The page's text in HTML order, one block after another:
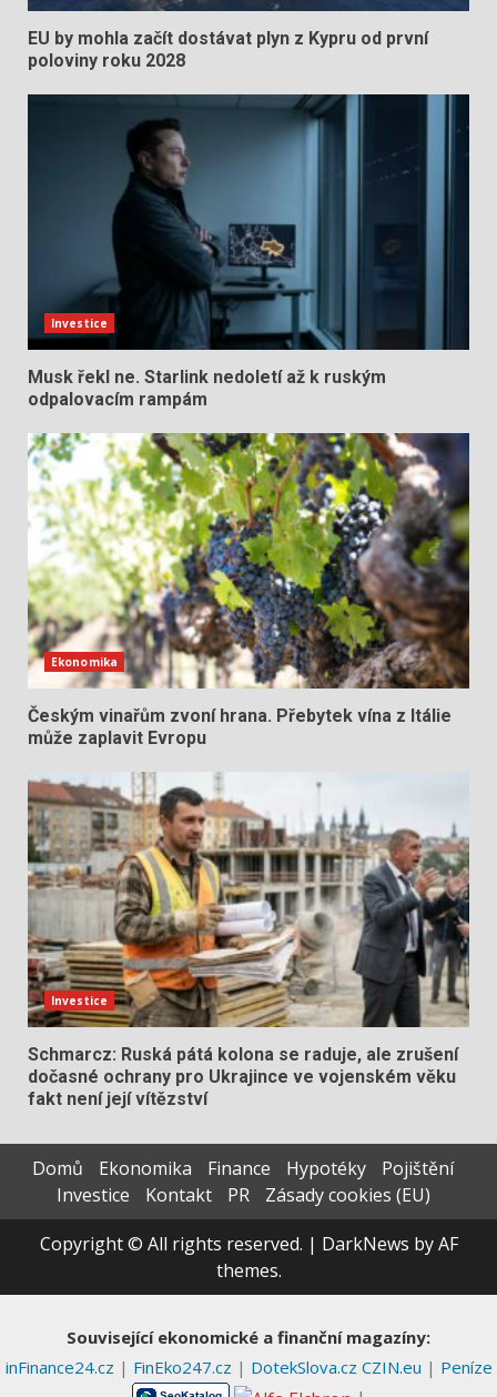
EU by mohla začít dostávat plyn z Kypru od první
poloviny roku 2028
Investice
Musk řekl ne. Starlink nedoletí až k ruským
odpalovacím rampám
Ekonomika
Českým vinařům zvoní hrana. Přebytek vína z Itálie
může zaplavit Evropu
Investice
Schmarcz: Ruská pátá kolona se raduje, ale zrušení
dočasné ochrany pro Ukrajince ve vojenském věku
fakt není její vítězství
Domů Ekonomika Finance Hypotéky
Pojištění
Investice
Kontakt PR
Zásady cookies (EU)
Copyright © All rights reserved. | DarkNews by AF
themes.
Související ekonomické a finanční magazíny:
inFinance24.cz | FinEko247.cz | DotekSlova.cz CZIN.eu | Peníze